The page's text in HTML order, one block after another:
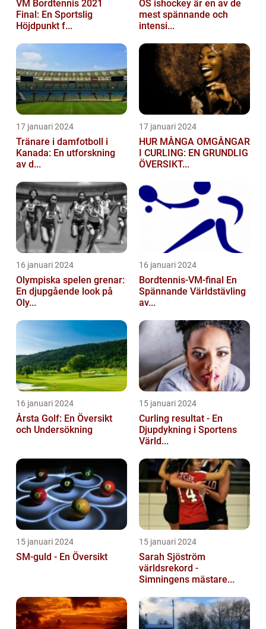
VM Bordtennis 2021
Final: En Sportslig
Höjdpunkt f...
OS ishockey är en av de
mest spännande och
intensi...
17 januari 2024
Tränare i damfotboll i
Kanada: En utforskning
av d...
17 januari 2024
HUR MÅNGA OMGÅNGAR
I CURLING: EN GRUNDLIG
ÖVERSIKT...
16 januari 2024
Olympiska spelen grenar:
En djupgående look på
Oly...
16 januari 2024
Bordtennis-VM-final En
Spännande Världstävling
av...
16 januari 2024
Årsta Golf: En Översikt
och Undersökning
15 januari 2024
Curling resultat - En
Djupdykning i Sportens
Värld...
15 januari 2024
SM-guld - En Översikt
15 januari 2024
Sarah Sjöström
världsrekord -
Simningens mästare...